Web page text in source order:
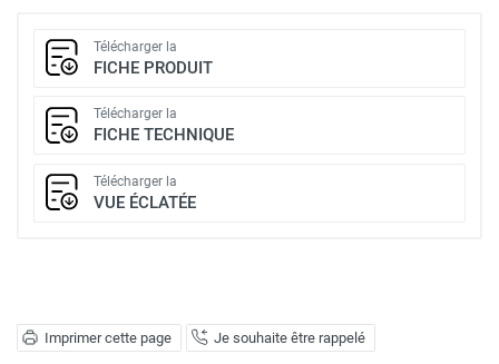
Imprimer cette page Je souhaite être rappelé
Télécharger la
FICHE PRODUIT
Télécharger la
FICHE TECHNIQUE
Télécharger la
VUE ÉCLATÉE